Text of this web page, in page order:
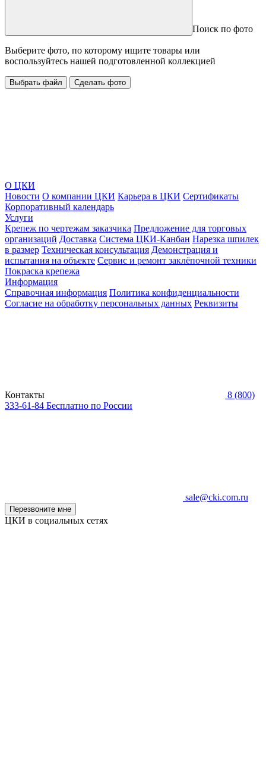
Поиск по фото
Выберите фото, по которому ищите товары или
воспользуйтесь нашей подготовленной коллекцией
Выбрать файл Сделать фото
О ЦКИ
Новости О компании ЦКИ Карьера в ЦКИ Сертификаты
Корпоративный календарь
Услуги
Крепеж по чертежам заказчика Предложение для торговых
организаций Доставка Система ЦКИ-Канбан Нарезка шпилек
в размер Техническая консультация Демонстрация и
испытания на объекте Сервис и ремонт заклёпочной техники
Покраска крепежа
Информация
Справочная информация Политика конфиденциальности
Согласие на обработку персональных данных Реквизиты
Контакты
8 (800)
333-61-84 Бесплатно по России
sale@cki.com.ru
Перезвоните мне
ЦКИ в социальных сетях